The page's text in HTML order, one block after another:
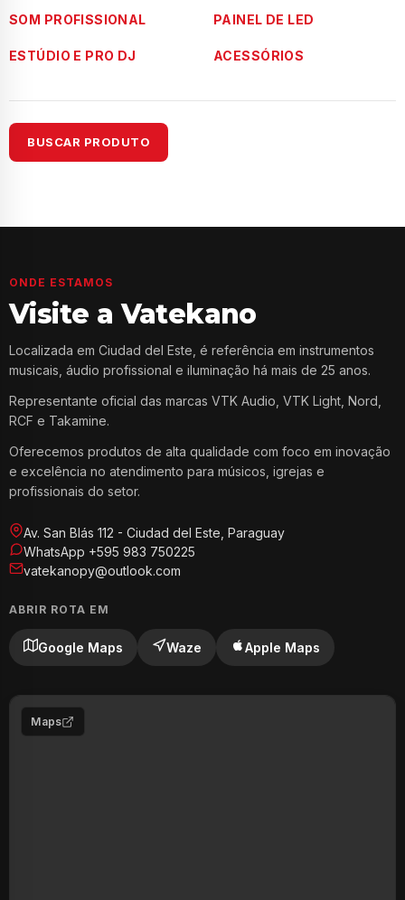
SOM PROFISSIONAL PAINEL DE LED
ESTÚDIO E PRO DJ ACESSÓRIOS
BUSCAR PRODUTO
ONDE ESTAMOS
Visite a Vatekano
Localizada em Ciudad del Este, é referência em instrumentos
musicais, áudio profissional e iluminação há mais de 25 anos.
Representante oficial das marcas VTK Audio, VTK Light, Nord,
RCF e Takamine.
Oferecemos produtos de alta qualidade com foco em inovação
e excelência no atendimento para músicos, igrejas e
profissionais do setor.
Av. San Blás 112 - Ciudad del Este, Paraguay
WhatsApp +595 983 750225
vatekanopy@outlook.com
ABRIR ROTA EM
Google Maps Waze Apple Maps
Maps